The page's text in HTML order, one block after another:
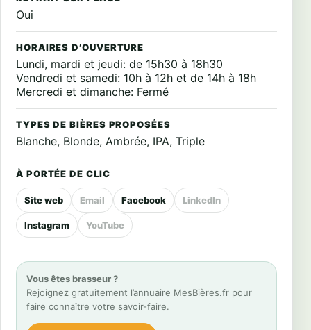
Oui
HORAIRES D’OUVERTURE
Lundi, mardi et jeudi: de 15h30 à 18h30
Vendredi et samedi: 10h à 12h et de 14h à 18h
Mercredi et dimanche: Fermé
TYPES DE BIÈRES PROPOSÉES
Blanche, Blonde, Ambrée, IPA, Triple
À PORTÉE DE CLIC
Site web Email Facebook LinkedIn
Instagram YouTube
Vous êtes brasseur ?
Rejoignez gratuitement l’annuaire MesBières.fr pour
faire connaître votre savoir-faire.